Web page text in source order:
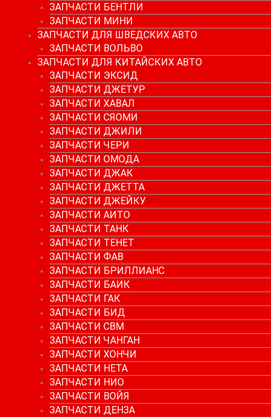
ЗАПЧАСТИ БЕНТЛИ
ЗАПЧАСТИ МИНИ
ЗАПЧАСТИ ДЛЯ ШВЕДСКИХ АВТО
ЗАПЧАСТИ ВОЛЬВО
ЗАПЧАСТИ ДЛЯ КИТАЙСКИХ АВТО
ЗАПЧАСТИ ЭКСИД
ЗАПЧАСТИ ДЖЕТУР
ЗАПЧАСТИ ХАВАЛ
ЗАПЧАСТИ СЯОМИ
ЗАПЧАСТИ ДЖИЛИ
ЗАПЧАСТИ ЧЕРИ
ЗАПЧАСТИ ОМОДА
ЗАПЧАСТИ ДЖАК
ЗАПЧАСТИ ДЖЕТТА
ЗАПЧАСТИ ДЖЕЙКУ
ЗАПЧАСТИ АИТО
ЗАПЧАСТИ ТАНК
ЗАПЧАСТИ ТЕНЕТ
ЗАПЧАСТИ ФАВ
ЗАПЧАСТИ БРИЛЛИАНС
ЗАПЧАСТИ БАИК
ЗАПЧАСТИ ГАК
ЗАПЧАСТИ БИД
ЗАПЧАСТИ СВМ
ЗАПЧАСТИ ЧАНГАН
ЗАПЧАСТИ ХОНЧИ
ЗАПЧАСТИ НЕТА
ЗАПЧАСТИ НИО
ЗАПЧАСТИ ВОЙЯ
ЗАПЧАСТИ ДЕНЗА